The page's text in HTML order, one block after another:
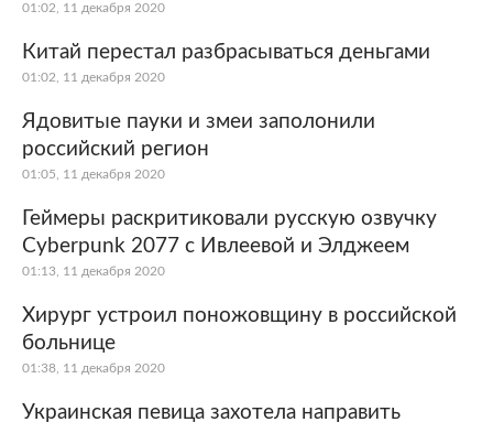
01:02, 11 декабря 2020
Китай перестал разбрасываться деньгами
01:02, 11 декабря 2020
Ядовитые пауки и змеи заполонили
российский регион
01:05, 11 декабря 2020
Геймеры раскритиковали русскую озвучку
Cyberpunk 2077 с Ивлеевой и Элджеем
01:13, 11 декабря 2020
Хирург устроил поножовщину в российской
больнице
01:38, 11 декабря 2020
Украинская певица захотела направить